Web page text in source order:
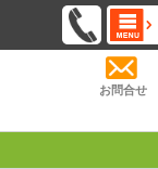
お問合せ